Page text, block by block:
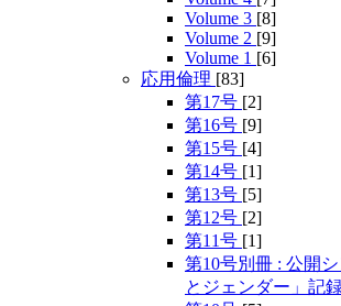
Volume 3 [8]
Volume 2 [9]
Volume 1 [6]
応用倫理 [83]
第17号 [2]
第16号 [9]
第15号 [4]
第14号 [1]
第13号 [5]
第12号 [2]
第11号 [1]
第10号別冊 : 公開
とジェンダー」記